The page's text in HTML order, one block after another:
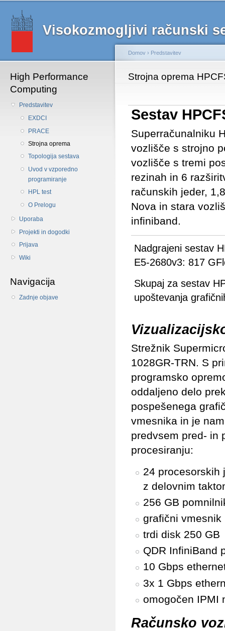
Visokozmogljivi računski
High Performance
Computing
Predstavitev
EXDCI
PRACE
Strojna oprema
Topologija sestava
Uvod v vzporedno
programiranje
HPL test
O Prelogu
Uporaba
Projekti in dogodki
Prijava
Wiki
Navigacija
Zadnje objave
Nahajate se tukaj
Domov › Predstavitev
Strojna oprema
Sestav
Superračunalniku
vozlišče s strojno
vozlišče s tremi
rezinah in 6
računskih jeder,
Nova in stara
infiniband.
Nadgrajeni sestav
E5-2680v3: 817
Skupaj za sestav
upoštevanja
Strežnik
1028GR-TRN. S
programsko
oddaljeno delo
pospešenega
vmesnika in je
predvsem pred- in
procesiranju:
24 procesorskih
z delovnim
256 GB
grafični vmesnik
trdi disk 250 GB
QDR InfiniBand
10 Gbps
3x 1 Gbps
omogočen IPMI
Računsko